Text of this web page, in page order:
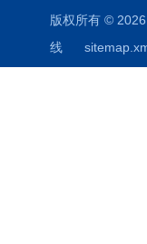
版权所有 ©
线